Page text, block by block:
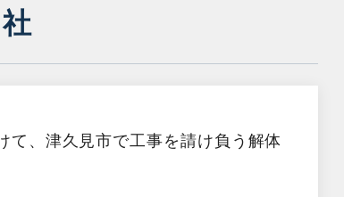
て、津久見市で工事を請け負う解体